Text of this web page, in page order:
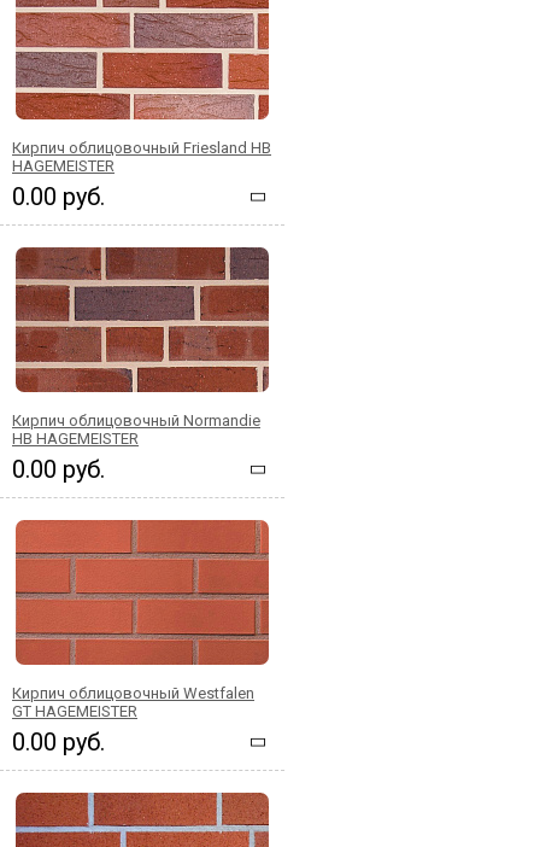
Кирпич облицовочный Friesland HB
HAGEMEISTER
0.00 руб.
Кирпич облицовочный Normandie
HB HAGEMEISTER
0.00 руб.
Кирпич облицовочный Westfalen
GT HAGEMEISTER
0.00 руб.